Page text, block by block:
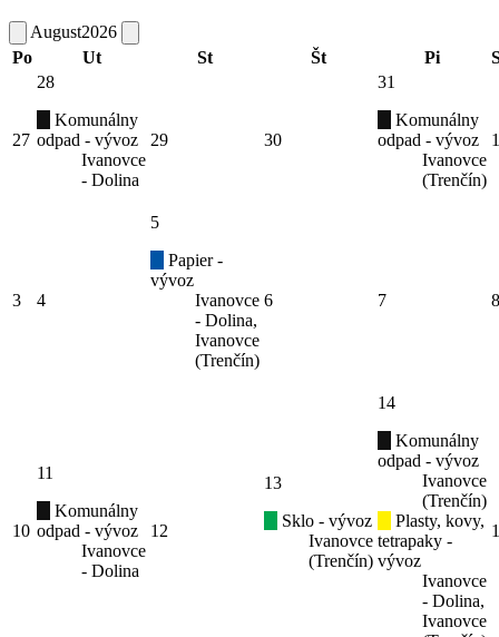
August2026
Po
Ut St Št Pi
27
28
Komunálny
odpad - vývoz
Ivanovce
- Dolina
29 30
31
Komunálny
odpad - vývoz
Ivanovce
(Trenčín)
1
3 4
5
Papier -
vývoz
Ivanovce
- Dolina,
Ivanovce
(Trenčín)
6 7 8
10
11
Komunálny
odpad - vývoz
Ivanovce
- Dolina
12
13
Sklo - vývoz
Ivanovce
(Trenčín)
14
Komunálny
odpad - vývoz
Ivanovce
(Trenčín)
Plasty, kovy,
tetrapaky -
vývoz
Ivanovce
- Dolina,
Ivanovce